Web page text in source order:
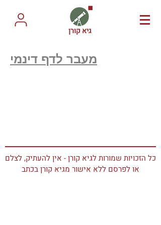
גיא קורן
מעבר לדף דינמי
כל הזכויות שמורות לגיא קורן - אין להעתיק, לצלם
או לפרסם ללא אישור מגיא קורן בכתב